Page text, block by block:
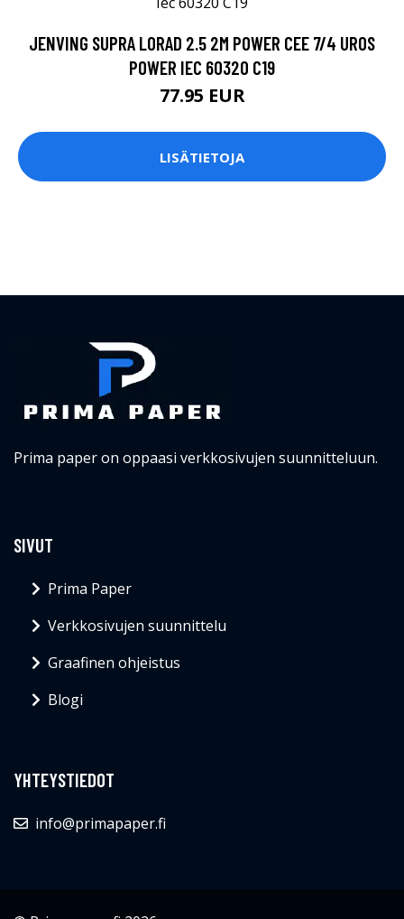
JENVING SUPRA LORAD 2.5 2M POWER CEE 7/4 UROS
POWER IEC 60320 C19
77.95 EUR
LISÄTIETOJA
Prima paper on oppaasi verkkosivujen suunnitteluun.
SIVUT
Prima Paper
Verkkosivujen suunnittelu
Graafinen ohjeistus
Blogi
YHTEYSTIEDOT
info@primapaper.fi